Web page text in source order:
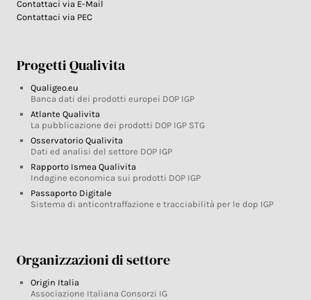
Contattaci via E-Mail
Contattaci via PEC
Progetti Qualivita
Qualigeo.eu
Banca dati dei prodotti europei DOP IGP
Atlante Qualivita
La pubblicazione dei prodotti DOP IGP STG
Osservatorio Qualivita
Dati ed analisi del settore DOP IGP
Rapporto Ismea Qualivita
Indagine economica sui prodotti DOP IGP
Passaporto Digitale
Sistema di anticontraffazione e tracciabilità per le dop IGP
Organizzazioni di settore
Origin Italia
Associazione Italiana Consorzi IG